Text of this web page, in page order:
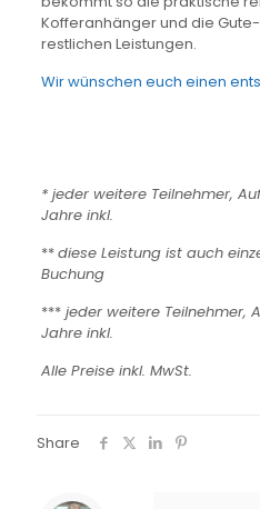
Kofferanhänger und die
restlichen Leistungen.
Wir wünschen euch einen
* jeder weitere Teilnehmer,
Jahre inkl.
**diese Leistung ist auch
Buchung
***jeder weitere Teilnehmer,
Jahre inkl.
Alle Preise inkl. MwSt.
Share